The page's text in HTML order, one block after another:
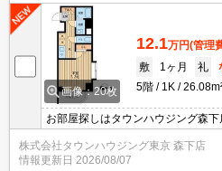
画像：20枚
12.1万円(管理
敷
1ヶ月 礼
5階
1K
お部屋探しはタウンハウジング森下
株式会社タウンハウジング東京 森下店
情報更新日 2026/08/07